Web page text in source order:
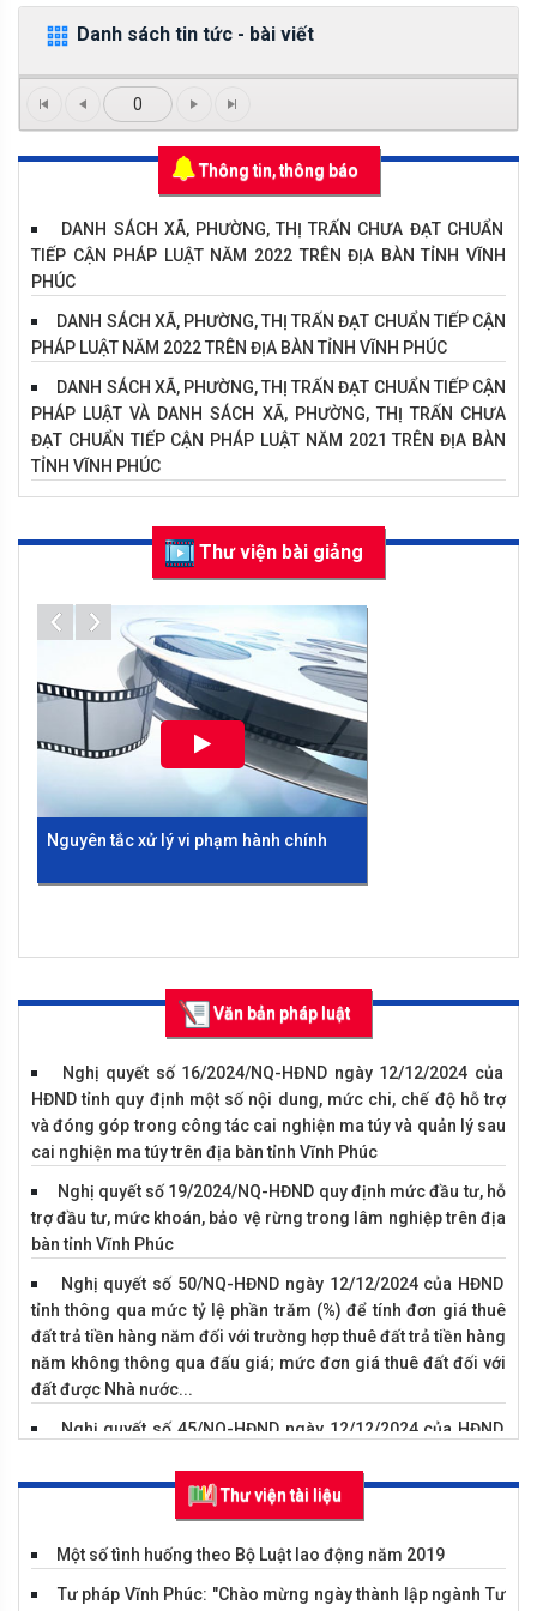
Danh sách tin tức - bài viết
0
Thông tin, thông báo
DANH SÁCH XÃ, PHƯỜNG, THỊ TRẤN CHƯA ĐẠT CHUẨN
TIẾP CẬN PHÁP LUẬT NĂM 2022 TRÊN ĐỊA BÀN TỈNH VĨNH
PHÚC
DANH SÁCH XÃ, PHƯỜNG, THỊ TRẤN ĐẠT CHUẨN TIẾP CẬN
PHÁP LUẬT NĂM 2022 TRÊN ĐỊA BÀN TỈNH VĨNH PHÚC
DANH SÁCH XÃ, PHƯỜNG, THỊ TRẤN ĐẠT CHUẨN TIẾP CẬN
PHÁP LUẬT VÀ DANH SÁCH XÃ, PHƯỜNG, THỊ TRẤN CHƯA
ĐẠT CHUẨN TIẾP CẬN PHÁP LUẬT NĂM 2021 TRÊN ĐỊA BÀN
TỈNH VĨNH PHÚC
DANH SÁCH CÁC XÃ, PHƯỜNG, THỊ TRẤN ĐẠT, CHƯA ĐẠT
NĂM 2020
Thông báo điều chỉnh về cơ cấu, giá trị giải thưởng cuộc
thi "Tìm hiểu Pháp luật trực tuyến"
Thể lệ Cuộc thi viết “Tìm hiểu Luật tiếp cận thông tin năm
2016”
Thông báo v/v tổ chức cuộc thi viết tìm hiểu Pháp luật về
đất đai.
Thư viện bài giảng
Nguyên tắc xử lý vi phạm hành chính
Văn bản pháp luật
Nghị quyết số 16/2024/NQ-HĐND ngày 12/12/2024 của
HĐND tỉnh quy định một số nội dung, mức chi, chế độ hỗ trợ
và đóng góp trong công tác cai nghiện ma túy và quản lý sau
cai nghiện ma túy trên địa bàn tỉnh Vĩnh Phúc
Nghị quyết số 19/2024/NQ-HĐND quy định mức đầu tư, hỗ
trợ đầu tư, mức khoán, bảo vệ rừng trong lâm nghiệp trên địa
bàn tỉnh Vĩnh Phúc
Nghị quyết số 50/NQ-HĐND ngày 12/12/2024 của HĐND
tỉnh thông qua mức tỷ lệ phần trăm (%) để tính đơn giá thuê
đất trả tiền hàng năm đối với trường hợp thuê đất trả tiền hàng
năm không thông qua đấu giá; mức đơn giá thuê đất đối với
đất được Nhà nước...
Nghị quyết số 45/NQ-HĐND ngày 12/12/2024 của HĐND
Nghị quyết số 18/2024/NQ-HĐND ngày 12/12/2024 của
HĐND tỉnh quy định mức chi cho các hoạt động khuyến công
trên địa bàn tỉnh Vĩnh Phúc
Nghị quyết số 17/2024/NQ-HĐND ngày 12/12/2024 của
Thư viện tài liệu
Một số tình huống theo Bộ Luật lao động năm 2019
Tư pháp Vĩnh Phúc: "Chào mừng ngày thành lập ngành Tư
Những điểm mới của Bộ luật Hình sự
2015 bảo đảm quyền con người
Vụ án hình sự về tội trộm cắm tài sản